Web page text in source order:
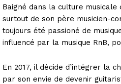
Baigné dans la culture musicale
surtout de son père musicien-
toujours été passioné de
influencé par la musique RnB,
En 2017, il décide d’intégrer la
par son envie de devenir